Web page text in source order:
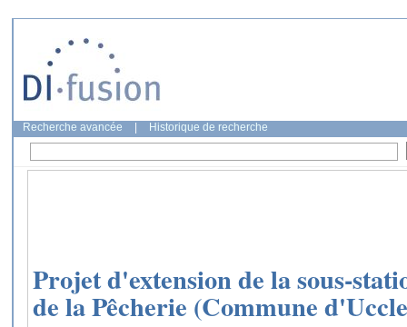
Recherche avancée Historique de recherche
Projet d'extension de la sous-
de la Pêcherie (Commune